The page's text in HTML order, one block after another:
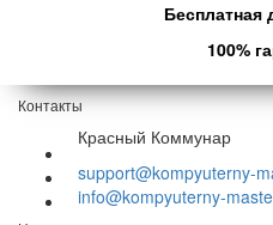
Бесплатная
100%
Контакты
Красный Коммунар
support@kompyuterny-
info@kompyuterny-